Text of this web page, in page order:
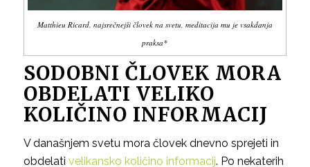
Matthieu Ricard, najsrečnejši človek na svetu, meditacija mu je vsakdanja
praksa*
SODOBNI ČLOVEK MORA
OBDELATI VELIKO
KOLIČINO INFORMACIJ
V današnjem svetu mora človek dnevno sprejeti in
obdelati velikansko količino informacij. Po nekaterih